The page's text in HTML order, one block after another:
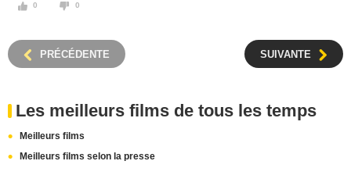
0 0
PRÉCÉDENTE SUIVANTE
Les meilleurs films de tous les temps
Meilleurs films
Meilleurs films selon la presse